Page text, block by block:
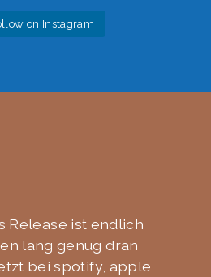
on Instagram
Release ist endlich
lang genug dran
bei spotify, apple